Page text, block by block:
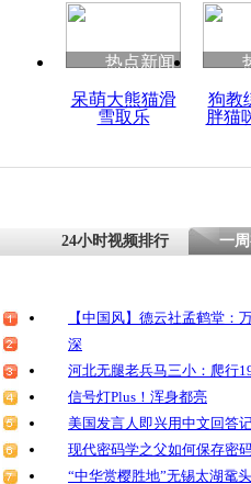
热点新闻
呆萌大熊猫滑
雪取乐
狗教
胖猫
24小时视频排行 一
【中国风】德云社孟鹤堂：
深
河北无腿老兵马三小：爬行
信号灯Plus！浑身都亮
美国发言人即兴用中文回答
现代密码学之父如何保存
“中华赏樱胜地”无锡太湖鼋